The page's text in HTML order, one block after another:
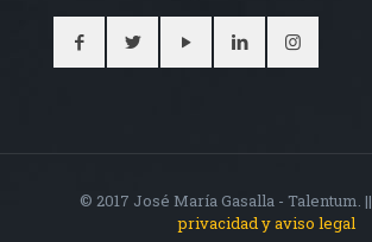
© 2017 José María Gasalla - Talentum. ||
privacidad y aviso legal